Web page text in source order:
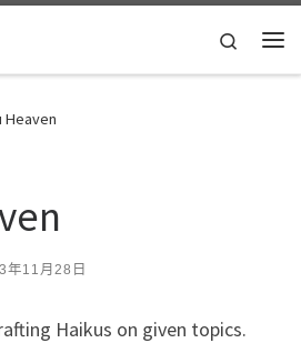
Search
Heaven
年11月28日
Haikus on given topics.